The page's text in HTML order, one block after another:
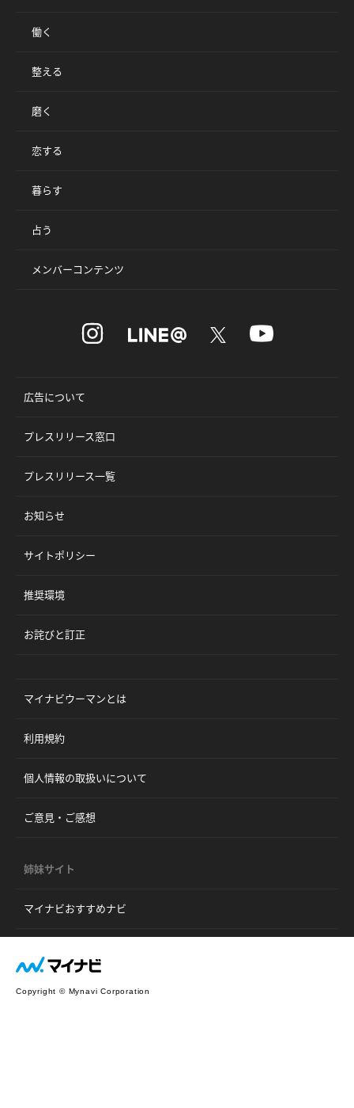
働く
整える
磨く
恋する
暮らす
占う
メンバーコンテンツ
広告について
プレスリリース窓口
プレスリリース一覧
お知らせ
サイトポリシー
推奨環境
お詫びと訂正
マイナビウーマンとは
利用規約
個人情報の取扱いについて
ご意見・ご感想
姉妹サイト
マイナビおすすめナビ
Copyright © Mynavi Corporation